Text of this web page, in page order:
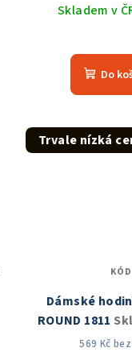
Skladem v
je
z
5
Do
Trvale nízká
Dámské
ROUND 1811
569 Kč bez